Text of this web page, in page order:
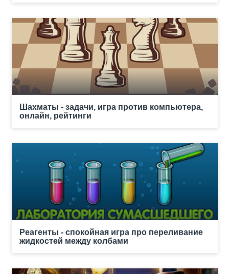
Шахматы - задачи, игра против компьютера,
онлайн, рейтинги
Реагенты - спокойная игра про переливание
жидкостей между колбами